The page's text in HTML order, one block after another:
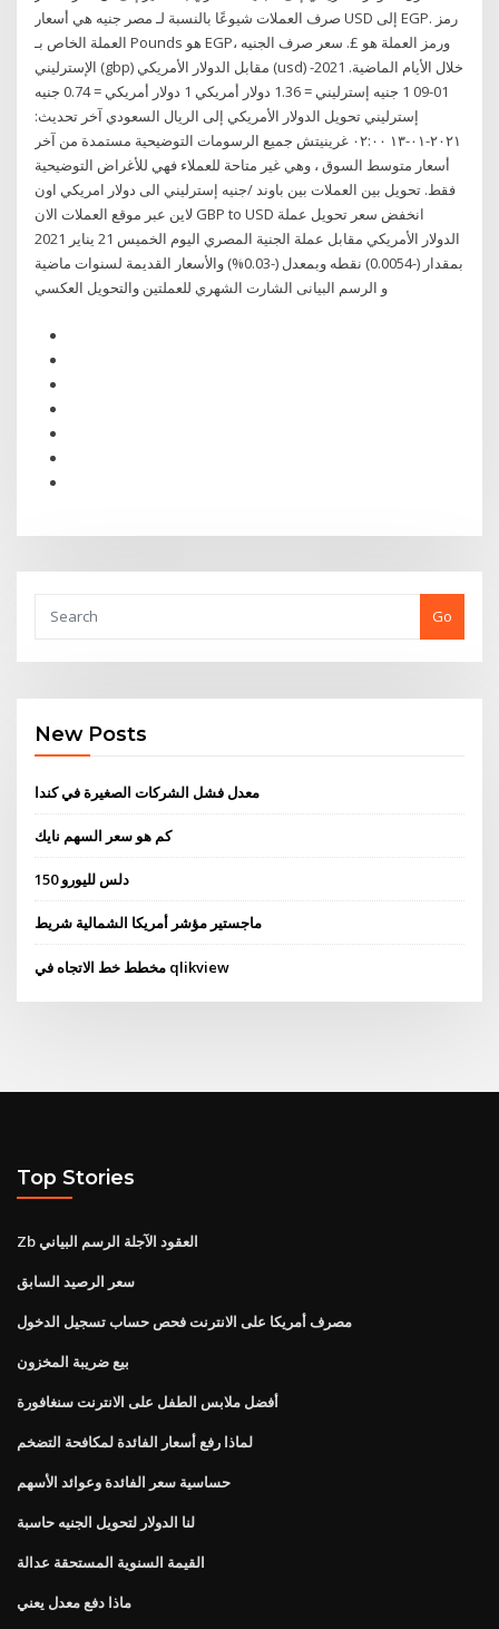
صرف العملات شيوعًا بالنسبة لـ مصر جنيه هي أسعار USD إلى EGP. رمز
العملة الخاص بـ Pounds هو EGP، ورمز العملة هو £. سعر صرف الجنيه
الإسترليني (gbp) مقابل الدولار الأمريكي (usd) خلال الأيام الماضية. 2021-
01-09 1 جنيه إسترليني = 1.36 دولار أمريكي 1 دولار أمريكي = 0.74 جنيه
إسترليني تحويل الدولار الأمريكي إلى الريال السعودي آخر تحديث:
٢٠٢١-٠١-١٣ ٠٢:٠٠ غرينيتش جميع الرسومات التوضيحية مستمدة من آخر
أسعار متوسط السوق ، وهي غير متاحة للعملاء فهي للأغراض التوضيحية
فقط. تحويل بين العملات بين باوند /جنيه إسترليني الى دولار امريكي اون
لاين عبر موقع العملات الان GBP to USD انخفض سعر تحويل عملة
الدولار الأمريكي مقابل عملة الجنية المصري اليوم الخميس 21 يناير 2021
بمقدار (-0.0054) نقطه وبمعدل (-0.03%) والأسعار القديمة لسنوات ماضية
و الرسم البيانى الشارت الشهري للعملتين والتحويل العكسي
Go
New Posts
معدل فشل الشركات الصغيرة في كندا
كم هو سعر السهم نايك
150 دلس لليورو
ماجستير مؤشر أمريكا الشمالية شريط
مخطط خط الاتجاه في qlikview
Top Stories
Zb العقود الآجلة الرسم البياني
سعر الرصيد السابق
مصرف أمريكا على الانترنت فحص حساب تسجيل الدخول
بيع ضريبة المخزون
أفضل ملابس الطفل على الانترنت سنغافورة
لماذا رفع أسعار الفائدة لمكافحة التضخم
حساسية سعر الفائدة وعوائد الأسهم
لنا الدولار لتحويل الجنيه حاسبة
القيمة السنوية المستحقة عدالة
ماذا دفع معدل يعني